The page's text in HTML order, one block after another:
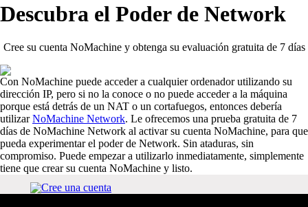
Descubra el Poder de Network
Cree su cuenta NoMachine y obtenga su evaluación gratuita de 7 días
Con NoMachine puede acceder a cualquier ordenador utilizando su
dirección IP, pero si no la conoce o no puede acceder a la máquina
porque está detrás de un NAT o un cortafuegos, entonces debería
utilizarNoMachine Network. Le ofrecemos una prueba gratuita de 7
días de NoMachine Network al activar su cuenta NoMachine, para que
pueda experimentar el poder de Network. Sin ataduras, sin
compromiso. Puede empezar a utilizarlo inmediatamente, simplemente
tiene que crear su cuenta NoMachine y listo.
Cree una cuenta